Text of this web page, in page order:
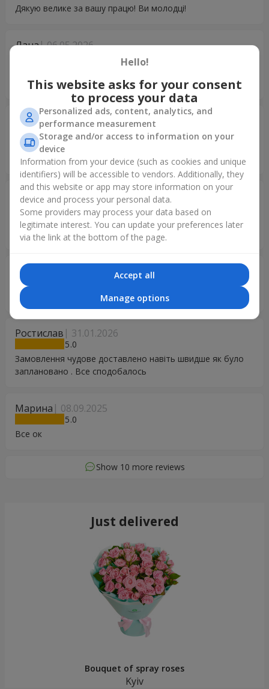
Дякую велике за вашу працю! Ви молодці!
Лана 06.05.2026
вже 6 день наче свіжі! Дуже задоволена!
Вероніка 28.04.2026
Щиро вдячна за квіти ! Дуже красивий букет , свіжі квіти і
дуже якісно доставлено !!! Спасибі вам ??
Тетяна 14.04.2026
5
Щиро дякую за доставку Квіти свіженькі, доставка
своєчасна Все сподобалося Мирного дня
ira
Дуже задоволена сервісом Якісно та завжди вчасно
Ростислав 31.01.2026
5
Замовлення чудове доставлено навіть швидше як було
заплановано . Все сподобалось
Марина 08.09.2025
5
Все ок
Show 10 more reviews
Just delivered
Bouquet of spray roses
Kyiv
Hello!
This website asks for your consent
to process your data
Personalized ads, content, analytics, and
performance measurement
Storage and/or access to information on your
device
Information from your device (such as cookies and unique
identifiers) will be accessible to vendors. Additionally, they
and this website or app may store information on your
device and process your personal data.
Some providers may process your data based on
legitimate interest. You can update your preferences later
via the link at the bottom of the page.
Accept all
Manage options